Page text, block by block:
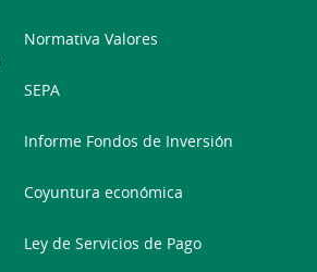
Normativa Valores
SEPA
Informe Fondos de Inversión
Coyuntura económica
Ley de Servicios de Pago